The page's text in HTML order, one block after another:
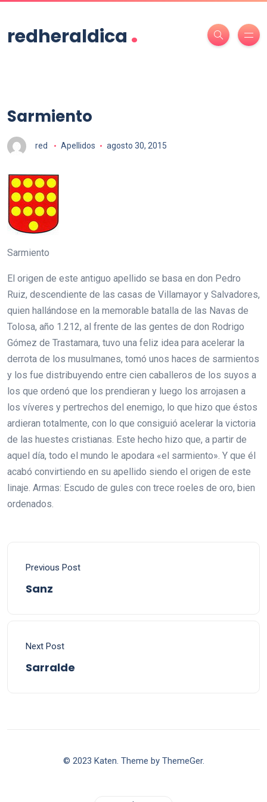
redheraldica .
Sarmiento
red Apellidos agosto 30, 2015
Sarmiento
El origen de este antiguo apellido se basa en don Pedro
Ruiz, descendiente de las casas de Villamayor y Salvadores,
quien hallándose en la memorable batalla de las Navas de
Tolosa, año 1.212, al frente de las gentes de don Rodrigo
Gómez de Trastamara, tuvo una feliz idea para acelerar la
derrota de los musulmanes, tomó unos haces de sarmientos
y los fue distribuyendo entre cien caballeros de los suyos a
los que ordenó que los prendieran y luego los arrojasen a
los víveres y pertrechos del enemigo, lo que hizo que éstos
ardieran totalmente, con lo que consiguió acelerar la victoria
de las huestes cristianas. Este hecho hizo que, a partir de
aquel día, todo el mundo le apodara «el sarmiento». Y que él
acabó convirtiendo en su apellido siendo el origen de este
linaje. Armas: Escudo de gules con trece roeles de oro, bien
ordenados.
Previous Post
Sanz
Next Post
Sarralde
© 2023 Katen. Theme by ThemeGer.